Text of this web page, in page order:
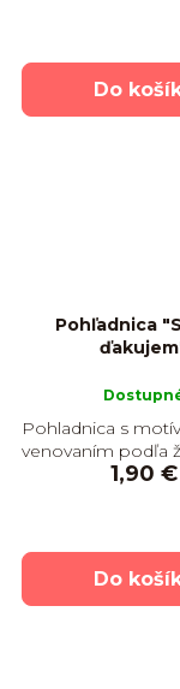
Do
Pohľadnica
1,90 €
Do
Pohladnica s
venovaním podľa